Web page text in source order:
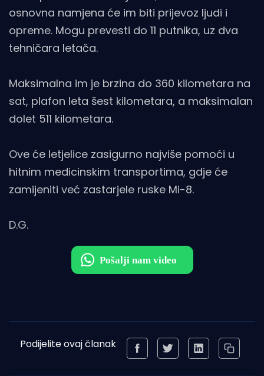
osnovna namjena će im biti prijevoz ljudi i
opreme. Mogu prevesti do 11 putnika, uz dva
tehničara letača.
Maksimalna im je brzina do 360 kilometara na
sat, plafon leta šest kilometara, a maksimalan
dolet 511 kilometara.
Ove će letjelice zasigurno najviše pomoći u
hitnim medicinskim transportima, gdje će
zamijeniti već zastarjele ruske Mi-8.
D.G.
Podijelite ovaj članak